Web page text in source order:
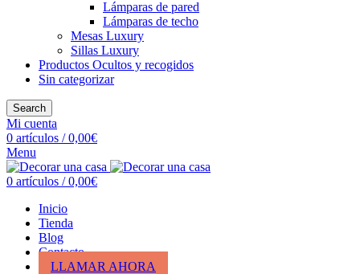
Lámparas de pared
Lámparas de techo
Mesas Luxury
Sillas Luxury
Productos Ocultos y recogidos
Sin categorizar
Search
Mi cuenta
0 artículos / 0,00€
Menu
0 artículos / 0,00€
Inicio
Tienda
Blog
Contacto
LLAMAR AHORA